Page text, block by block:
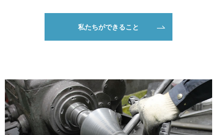
私たちができること